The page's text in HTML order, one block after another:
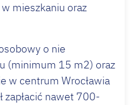
mieszkaniu oraz
o nie
(minimum 15 m2) oraz
w centrum Wrocławia
zapłacić nawet 700-